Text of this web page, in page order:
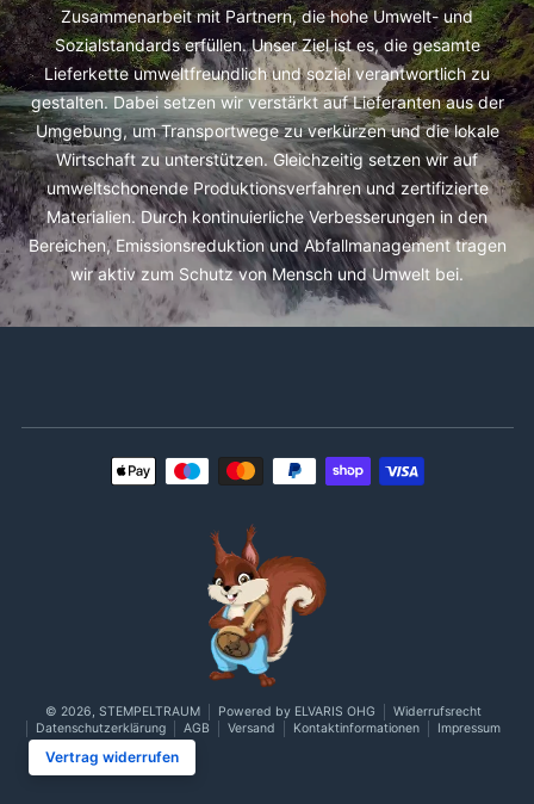
Zusammenarbeit mit Partnern, die hohe Umwelt- und
Sozialstandards erfüllen. Unser Ziel ist es, die gesamte
Lieferkette umweltfreundlich und sozial verantwortlich zu
gestalten. Dabei setzen wir verstärkt auf Lieferanten aus der
Umgebung, um Transportwege zu verkürzen und die lokale
Wirtschaft zu unterstützen. Gleichzeitig setzen wir auf
umweltschonende Produktionsverfahren und zertifizierte
Materialien. Durch kontinuierliche Verbesserungen in den
Bereichen, Emissionsreduktion und Abfallmanagement tragen
wir aktiv zum Schutz von Mensch und Umwelt bei.
Zahlungsmethoden
© 2026, STEMPELTRAUM Powered by ELVARIS OHG
Widerrufsrecht
Datenschutzerklärung
AGB Versand Kontaktinformationen Impressum
Vertrag widerrufen